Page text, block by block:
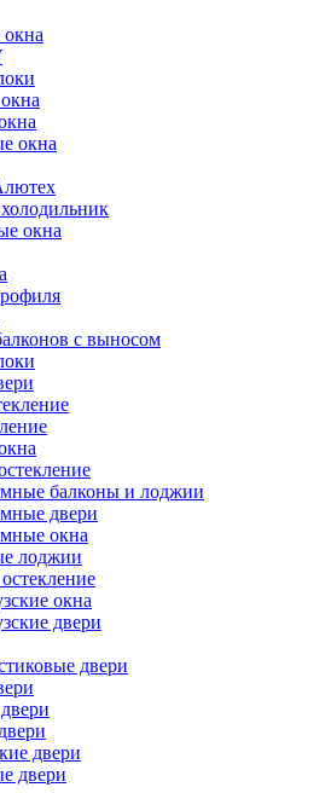
окна
окна
с выносом
балконы и лоджии
двери
окна
лоджии
окна
двери
двери
двери
двери